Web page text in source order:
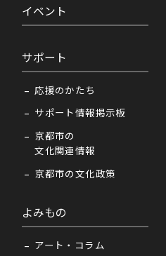
イベント
サポート
応援のかたち
サポート情報掲示板
京都市の
文化関連情報
京都市の文化政策
よみもの
アート・コラム